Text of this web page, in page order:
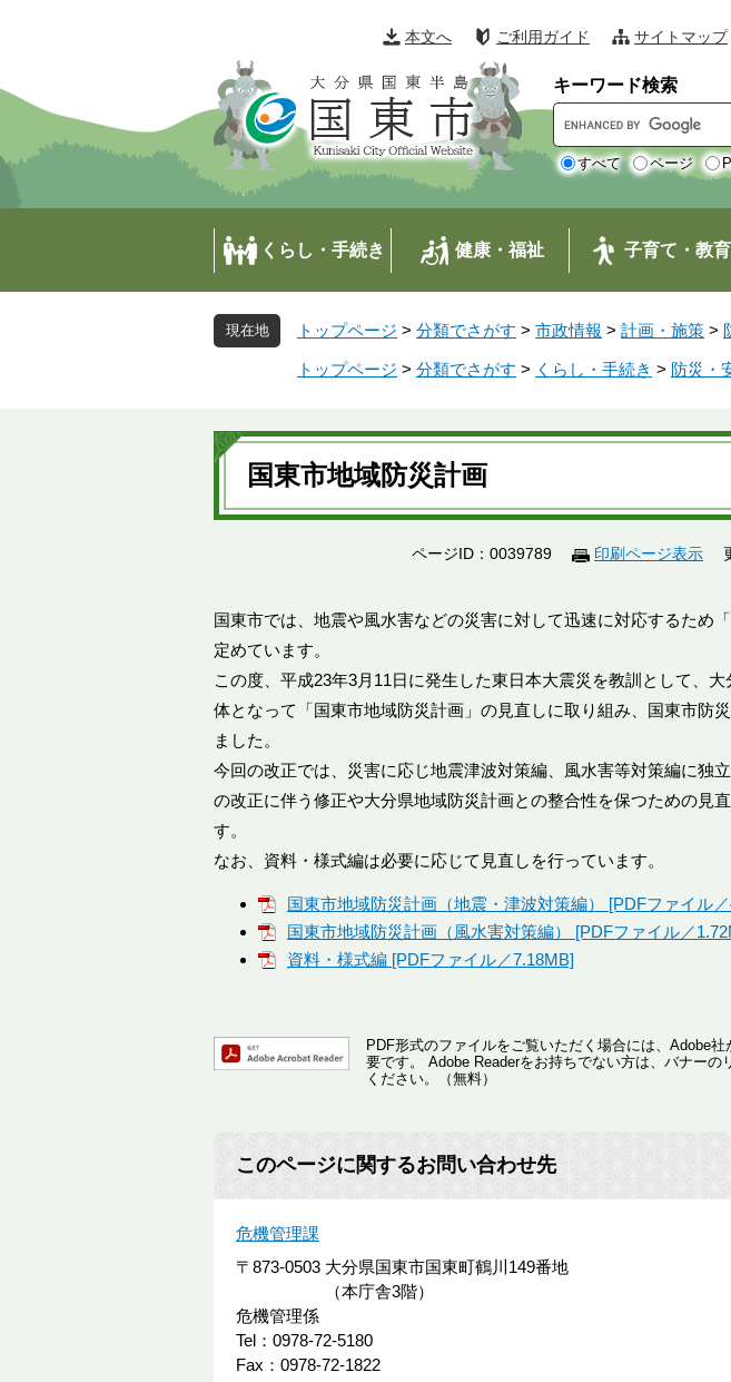
の
で
す
。
ー
ば
し
て
本文へ ご利用ガイド サイトマップ
キーワード検索
o
o
l
ム
検
索
すべて ページ
くらし・手続き 健康・福祉 子育て・教育
トップページ > 分類でさがす > 市政情報 > 計画・施策 >
トップページ > 分類でさがす > くらし・手続き > 防災・
本
文
国東市地域防災計画
ページID：0039789 印刷ページ表示
国東市では、地震や風水害などの災害に対して迅速に対応するため
定めています。
この度、平成23年3月11日に発生した東日本大震災を教訓として、
体となって「国東市地域防災計画」の見直しに取り組み、国東市防
ました。
今回の改正では、災害に応じ地震津波対策編、風水害等対策編に独
の改正に伴う修正や大分県地域防災計画との整合性を保つための見
す。
なお、資料・様式編は必要に応じて見直しを行っています。
国東市地域防災計画（地震・津波対策編） [PDFファイル
国東市地域防災計画（風水害対策編） [PDFファイル／
資料・様式編 [PDFファイル／7.18MB]
PDF形式のファイルをご覧いただく場合には、Adobe
要です。
Adobe Readerをお持ちでない方は、バナーの
ください。（無料）
このページに関するお問い合わせ先
危機管理課
〒873-0503 大分県国東市国東町鶴川149番地
（本庁舎3階）
危機管理係
Tel：0978-72-5180
Fax：0978-72-1822